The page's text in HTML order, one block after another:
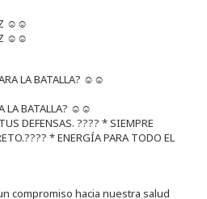
☺️☺️
☺️☺️
LA BATALLA? ☺️☺️
DEFENSAS. ????️ * SIEMPRE
* ENERGÍA PARA TODO EL